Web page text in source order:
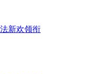
新欢领衔